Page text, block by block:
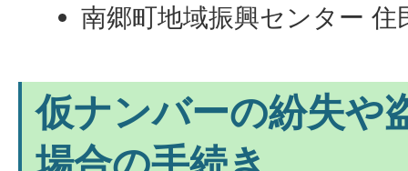
南郷町地域振興センター 住
仮ナンバーの紛失や